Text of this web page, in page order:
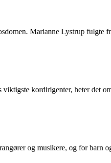
Marianne Lystrup fulgte
kordirigenter, heter det
og musikere, og for barn